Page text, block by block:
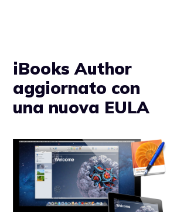
iBooks Author
aggiornato con
una nuova EULA